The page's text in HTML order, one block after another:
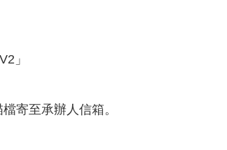
」
寄至承辦人信箱。